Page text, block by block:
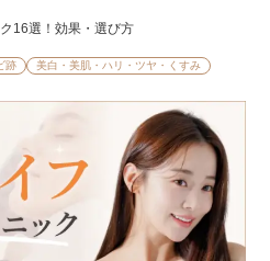
16選！効果・選び方
跡 美白・美肌・ハリ・ツヤ・くすみ